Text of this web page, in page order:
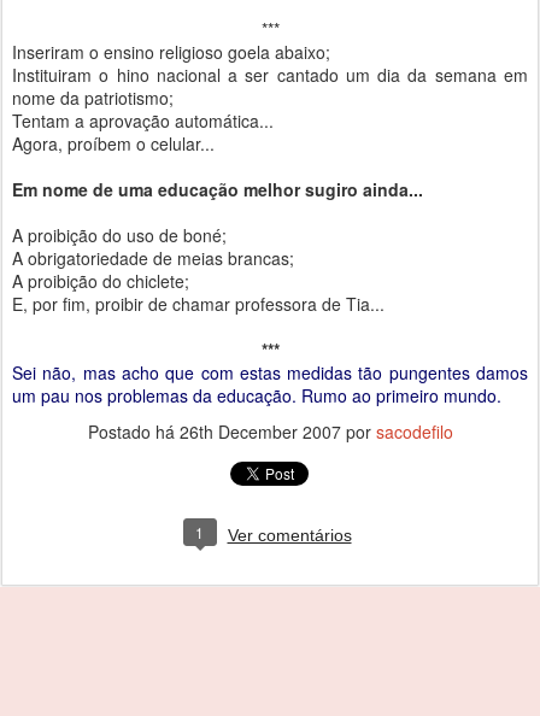
***
Inseriram o ensino religioso goela abaixo;
Instituiram o hino nacional a ser cantado um dia da semana em
nome da patriotismo;
Tentam a aprovação automática...
Agora, proíbem o celular...
Em nome de uma educação melhor sugiro ainda...
A proibição do uso de boné;
A obrigatoriedade de meias brancas;
A proibição do chiclete;
E, por fim, proibir de chamar professora de Tia...
***
Sei não, mas acho que com estas medidas tão pungentes damos
um pau nos problemas da educação. Rumo ao primeiro mundo.
Postado há 26th December 2007por sacodefilo
1 Ver comentários